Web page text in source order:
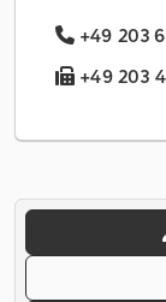
+49 203
+49 203